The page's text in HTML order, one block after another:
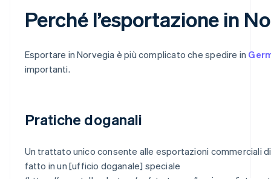
Perché l’esportazione in
Esportare in Norvegia è più complicato che spedire in
importanti.
Pratiche doganali
Un trattato unico consente alle esportazioni commerciali
fatto in un [ufficio doganale] speciale